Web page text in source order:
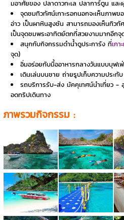
มอาศัยของ ปลาดาวทะเล ปลาการ์ตูน แล
จุดชมทิวทัศน์เกาะรอกนอกจะเห็นภาพ
อ่าว เป็นผาหินสูงชัน สามารถมองเห็นทิวทั
เป็นจุดชมพระอาทิตย์ตกที่สวยงามมากอีกจุ
สนุกกับกิจกรรมดำน้ำดูประการัง ที่เกา
จุด)
อิ่มอร่อยกับมื้ออาหารกลางวันแบบบุฟเฟ่
เดินเล่นบนชาย ถ่ายรูปเก็บความประทั
รถบริการรับ-ส่ง มัคคุเทศน์นำเที่ยว -
อดทริปเดินทาง
ภาพรวมกิจกรรม :